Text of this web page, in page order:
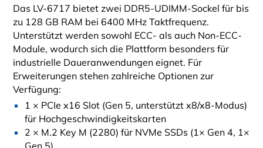
Das LV-6717 bietet zwei DDR5-UDIMM-Sockel für bis
zu 128 GB RAM bei 6400 MHz Taktfrequenz.
Unterstützt werden sowohl ECC- als auch Non-ECC-
Module, wodurch sich die Plattform besonders für
industrielle Daueranwendungen eignet. Für
Erweiterungen stehen zahlreiche Optionen zur
Verfügung:
1 × PCIe x16 Slot (Gen 5, unterstützt x8/x8-Modus)
für Hochgeschwindigkeitskarten
2 × M.2 Key M (2280) für NVMe SSDs (1× Gen 4, 1×
Gen 5)